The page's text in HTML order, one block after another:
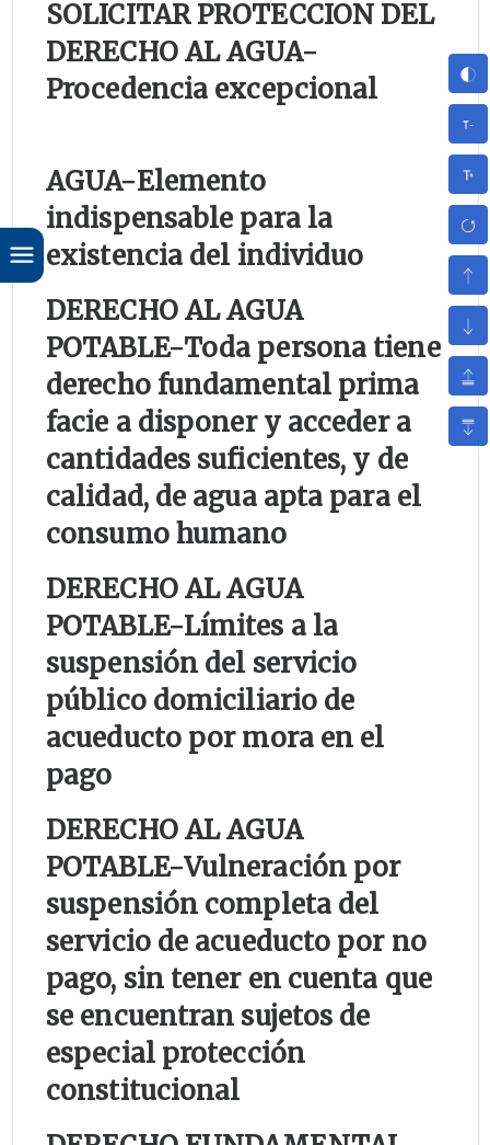
SOLICITAR PROTECCION DEL
DERECHO AL AGUA-
Procedencia excepcional
AGUA-Elemento
indispensable para la
existencia del individuo
DERECHO AL AGUA
POTABLE-Toda persona tiene
derecho fundamental prima
facie a disponer y acceder a
cantidades suficientes, y de
calidad, de agua apta para el
consumo humano
DERECHO AL AGUA
POTABLE-Límites a la
suspensión del servicio
público domiciliario de
acueducto por mora en el
pago
DERECHO AL AGUA
POTABLE-Vulneración por
suspensión completa del
servicio de acueducto por no
pago, sin tener en cuenta que
se encuentran sujetos de
especial protección
constitucional